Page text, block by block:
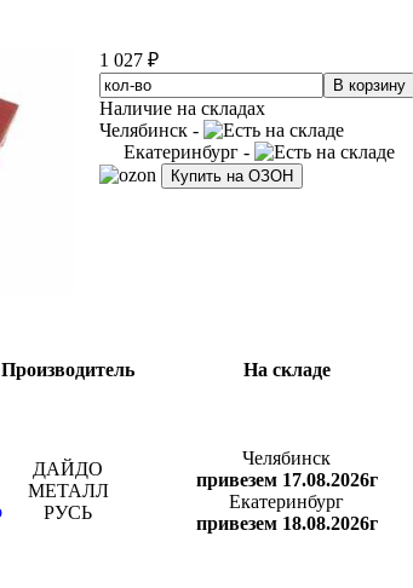
1 027 ₽
Наличие на складах
Челябинск -
Екатеринбург -
Купить на ОЗОН
Производитель На складе
ДАЙДО
МЕТАЛЛ
РУСЬ
Челябинск
привезем 17.08.2026г
Екатеринбург
привезем 18.08.2026г